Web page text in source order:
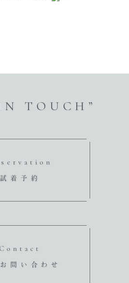
TOUCH”
試着予約
Contact
問い合わせ